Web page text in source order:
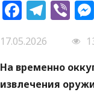
17.05.2026
На временно
извлечения